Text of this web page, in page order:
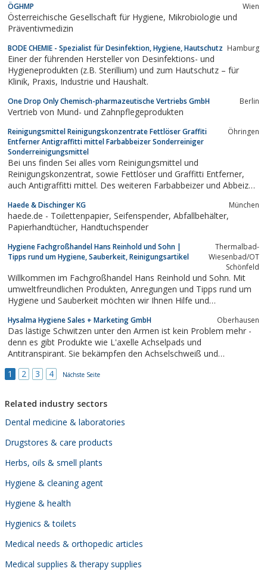
ÖGHMP Wien
Österreichische Gesellschaft für Hygiene, Mikrobiologie und
Präventivmedizin
BODE CHEMIE - Spezialist für Desinfektion, Hygiene, Hautschutz Hamburg
Einer der führenden Hersteller von Desinfektions- und
Hygieneprodukten (z.B. Sterillium) und zum Hautschutz – für
Klinik, Praxis, Industrie und Haushalt.
One Drop Only Chemisch-pharmazeutische Vertriebs GmbH Berlin
Vertrieb von Mund- und Zahnpflegeprodukten
Reinigungsmittel Reinigungskonzentrate Fettlöser Graffiti
Entferner Antigraffitti mittel Farbabbeizer Sonderreiniger
Sonderreinigungsmittel
Öhringen
Bei uns finden Sei alles vom Reinigungsmittel und
Reinigungskonzentrat, sowie Fettlöser und Graffitti Entferner,
auch Antigraffitti mittel. Des weiteren Farbabbeizer und Abbeizer,
Sonderreinigungsmittel. Unsere Produktpalette umfass aber auch
Steinreiniger und Fassadenreiniger, ebenso...
Haede & Dischinger KG München
haede.de - Toilettenpapier, Seifenspender, Abfallbehälter,
Papierhandtücher, Handtuchspender
Hygiene Fachgroßhandel Hans Reinhold und Sohn |
Tipps rund um Hygiene, Sauberkeit, Reinigungsartikel
Thermalbad-
Wiesenbad/OT
Schönfeld
Willkommen im Fachgroßhandel Hans Reinhold und Sohn. Mit
umweltfreundlichen Produkten, Anregungen und Tipps rund um
Hygiene und Sauberkeit möchten wir Ihnen Hilfe und
Hygieneplan, Desinfektion, Sachsen
Hysalma Hygiene Sales + Marketing GmbH Oberhausen
Das lästige Schwitzen unter den Armen ist kein Problem mehr -
denn es gibt Produkte wie L'axelle Achselpads und
Antitranspirant. Sie bekämpfen den Achselschweiß und
1 2 3 4 Nächste Seite
Related industry sectors
Dental medicine & laboratories
Drugstores & care products
Herbs, oils & smell plants
Hygiene & cleaning agent
Hygiene & health
Hygienics & toilets
Medical needs & orthopedic articles
Medical supplies & therapy supplies